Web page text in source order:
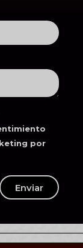
por
Enviar